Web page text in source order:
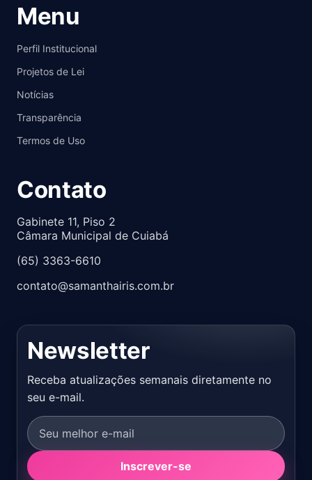
Menu
Perfil Institucional
Projetos de Lei
Notícias
Transparência
Termos de Uso
Contato
Gabinete 11, Piso 2
Câmara Municipal de Cuiabá
(65) 3363-6610
contato@samanthairis.com.br
Newsletter
Receba atualizações semanais diretamente no
seu e-mail.
Inscrever-se